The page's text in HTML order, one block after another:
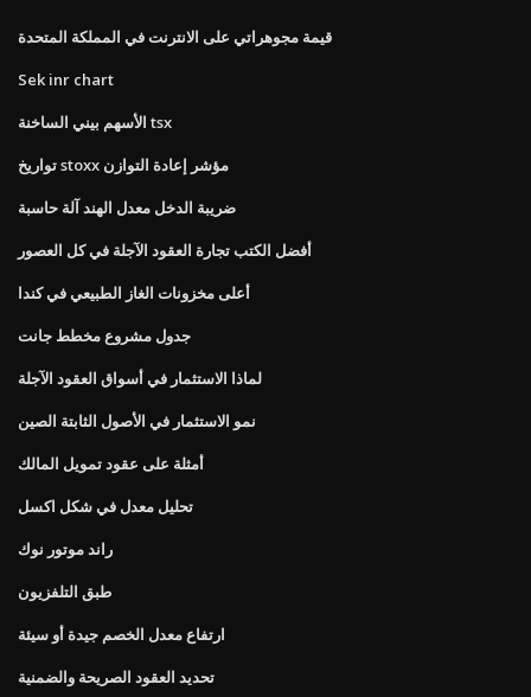
قيمة مجوهراتي على الانترنت في المملكة المتحدة
Sek inr chart
الأسهم بيني الساخنة tsx
تواريخ stoxx مؤشر إعادة التوازن
ضريبة الدخل معدل الهند آلة حاسبة
أفضل الكتب تجارة العقود الآجلة في كل العصور
أعلى مخزونات الغاز الطبيعي في كندا
جدول مشروع مخطط جانت
لماذا الاستثمار في أسواق العقود الآجلة
نمو الاستثمار في الأصول الثابتة الصين
أمثلة على عقود تمويل المالك
تحليل معدل في شكل اكسل
راند موتور نوك
طبق التلفزيون
ارتفاع معدل الخصم جيدة أو سيئة
تحديد العقود الصريحة والضمنية